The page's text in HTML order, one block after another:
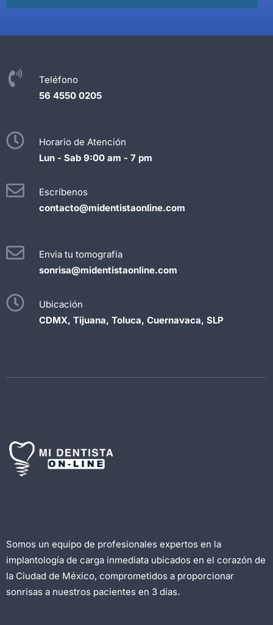
Teléfono
56 4550 0205
Horario de Atención
Lun - Sab 9:00 am - 7 pm
Escríbenos
contacto@midentistaonline.com
Envia tu tomografia
sonrisa@midentistaonline.com
Ubicación
CDMX, Tijuana, Toluca, Cuernavaca, SLP
Somos un equipo de profesionales expertos en la
implantología de carga inmediata ubicados en el corazón de
la Ciudad de México, comprometidos a proporcionar
sonrisas a nuestros pacientes en 3 días.